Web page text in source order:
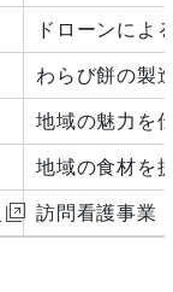
ドローンによ
わらび餅の製
地域の魅力を
地域の食材を
訪問看護事業